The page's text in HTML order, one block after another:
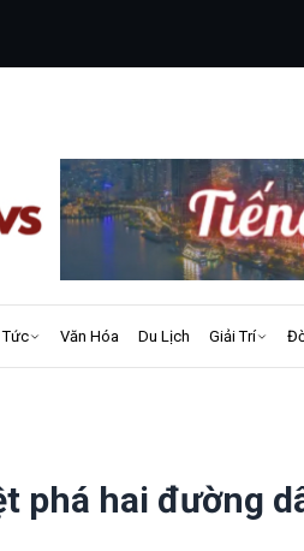
Tức Văn Hóa Du Lịch Giải Trí
phá hai đường